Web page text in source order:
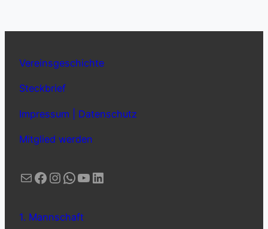
Vereinsgeschichte
Steckbrief
Impressum | Datenschutz
Mitglied werden
E-Mail Facebook Instagram WhatsApp YouTube LinkedIn
1. Mannschaft